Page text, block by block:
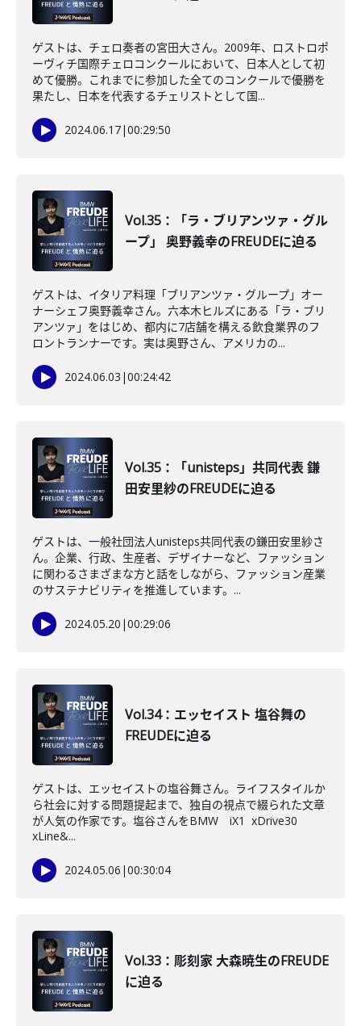
ゲストは、チェロ奏者の宮田大さん。2009年、ロストロポ
ーヴィチ国際チェロコンクールにおいて、日本人として初
めて優勝。これまでに参加した全てのコンクールで優勝を
果たし、日本を代表するチェリストとして国...
2024.06.17|00:29:50
Vol.35：「ラ・ブリアンツァ・グル
ープ」 奥野義幸のFREUDEに迫る
ゲストは、イタリア料理「ブリアンツァ・グループ」オー
ナーシェフ奥野義幸さん。六本木ヒルズにある「ラ・ブリ
アンツァ」をはじめ、都内に7店舗を構える飲食業界のフ
ロントランナーです。実は奥野さん、アメリカの...
2024.06.03 |00:24:42
Vol.35：「unisteps」共同代表 鎌
田安里紗のFREUDEに迫る
ゲストは、一般社団法人unisteps共同代表の鎌田安里紗さ
ん。企業、行政、生産者、デザイナーなど、ファッション
に関わるさまざまな方と話をしながら、ファッション産業
のサステナビリティを推進しています。...
2024.05.20 |00:29:06
Vol.34：エッセイスト 塩谷舞の
FREUDEに迫る
ゲストは、エッセイストの塩谷舞さん。ライフスタイルか
ら社会に対する問題提起まで、独自の視点で綴られた文章
が人気の作家です。塩谷さんをBMW iX1 xDrive30
xLine&...
2024.05.06 |00:30:04
Vol.33：彫刻家 大森暁生のFREUDE
に迫る